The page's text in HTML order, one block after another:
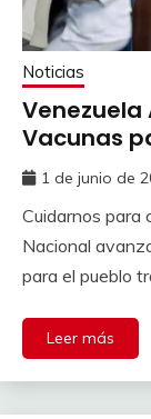
Noticias
Venezuela
Vacunas
1 de junio de
Cuidarnos para
Nacional
para el pueblo
Leer más